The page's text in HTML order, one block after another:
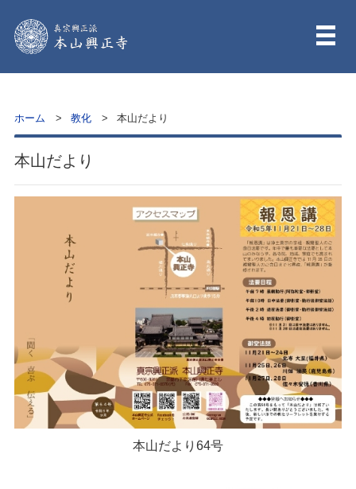
ホーム 教化 本山だより
本山だより
本山だより64号